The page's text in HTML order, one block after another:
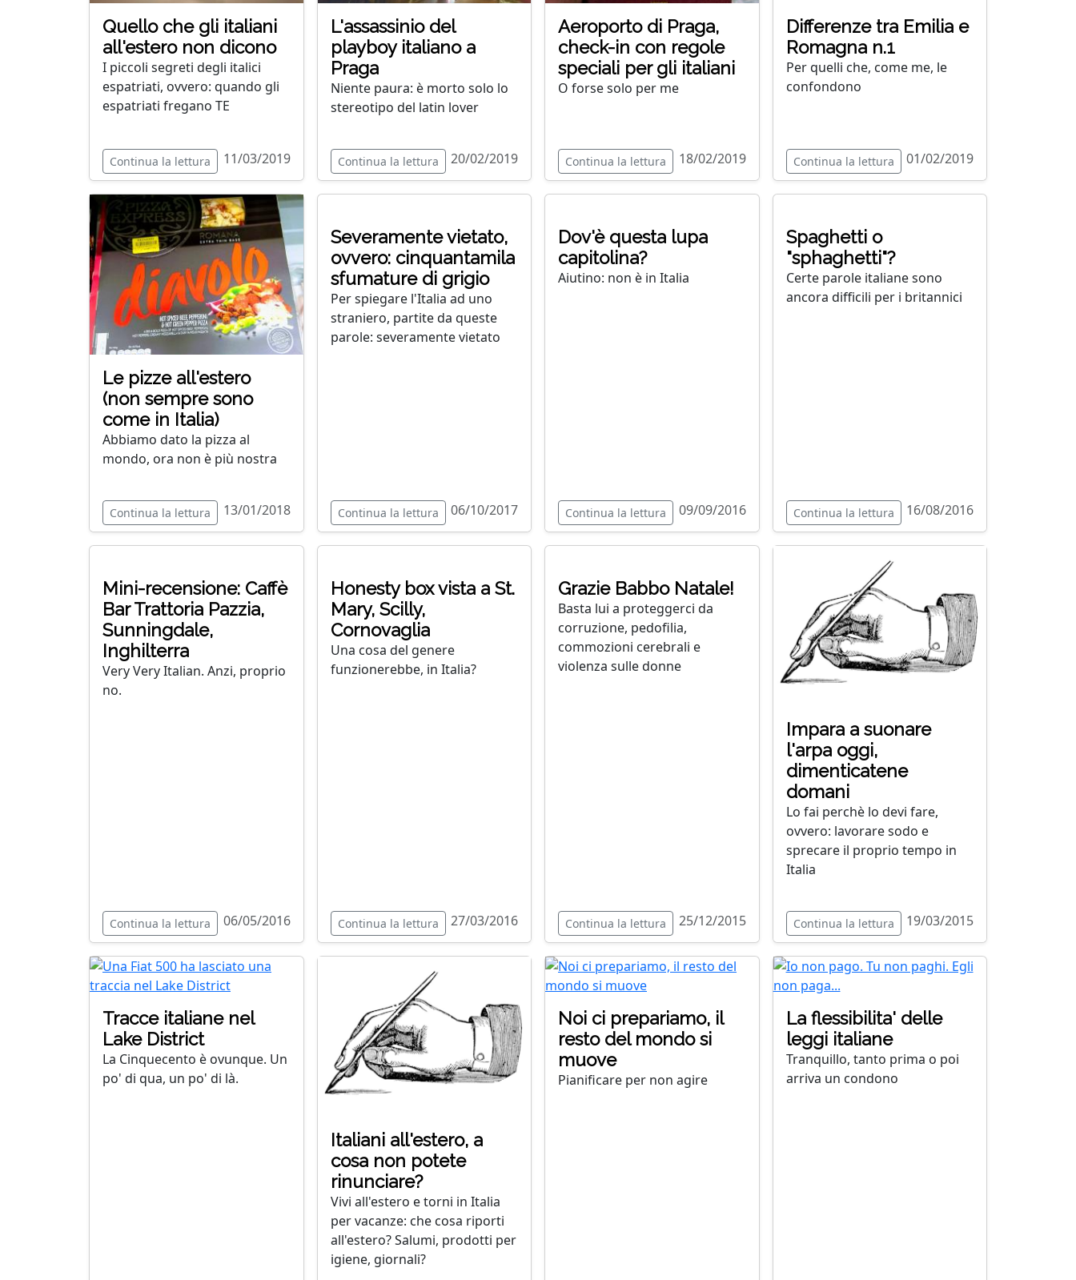
Quello che gli italiani
all'estero non dicono
I piccoli segreti degli italici
espatriati, ovvero: quando gli
espatriati fregano TE
Continua la lettura 11/03/2019
L'assassinio del
playboy italiano a
Praga
Niente paura: è morto solo lo
stereotipo del latin lover
Continua la lettura 20/02/2019
Aeroporto di Praga,
check-in con regole
speciali per gli italiani
O forse solo per me
Continua la lettura 18/02/2019
Differenze tra Emilia e
Romagna n.1
Per quelli che, come me, le
confondono
Continua la lettura 01/02/2019
Le pizze all'estero
(non sempre sono
come in Italia)
Abbiamo dato la pizza al
mondo, ora non è più nostra
Continua la lettura 13/01/2018
Severamente vietato,
ovvero: cinquantamila
sfumature di grigio
Per spiegare l'Italia ad uno
straniero, partite da queste
parole: severamente vietato
Continua la lettura 06/10/2017
Dov'è questa lupa
capitolina?
Aiutino: non è in Italia
Continua la lettura 09/09/2016
Spaghetti o
"sphaghetti"?
Certe parole italiane sono
ancora difficili per i britannici
Continua la lettura 16/08/2016
Mini-recensione: Caffè
Bar Trattoria Pazzia,
Sunningdale,
Inghilterra
Very Very Italian. Anzi, proprio
no.
Continua la lettura 06/05/2016
Honesty box vista a St.
Mary, Scilly,
Cornovaglia
Una cosa del genere
funzionerebbe, in Italia?
Continua la lettura 27/03/2016
Grazie Babbo Natale!
Basta lui a proteggerci da
corruzione, pedofilia,
commozioni cerebrali e
violenza sulle donne
Continua la lettura 25/12/2015
Impara a suonare
l'arpa oggi,
dimenticatene
domani
Lo fai perchè lo devi fare,
ovvero: lavorare sodo e
sprecare il proprio tempo in
Italia
Continua la lettura 19/03/2015
Tracce italiane nel
Lake District
La Cinquecento è ovunque. Un
po' di qua, un po' di là.
Italiani all'estero, a
cosa non potete
rinunciare?
Vivi all'estero e torni in Italia
per vacanze: che cosa riporti
all'estero? Salumi, prodotti per
igiene, giornali?
Noi ci prepariamo, il
resto del mondo si
muove
Pianificare per non agire
La flessibilita' delle
leggi italiane
Tranquillo, tanto prima o poi
arriva un condono